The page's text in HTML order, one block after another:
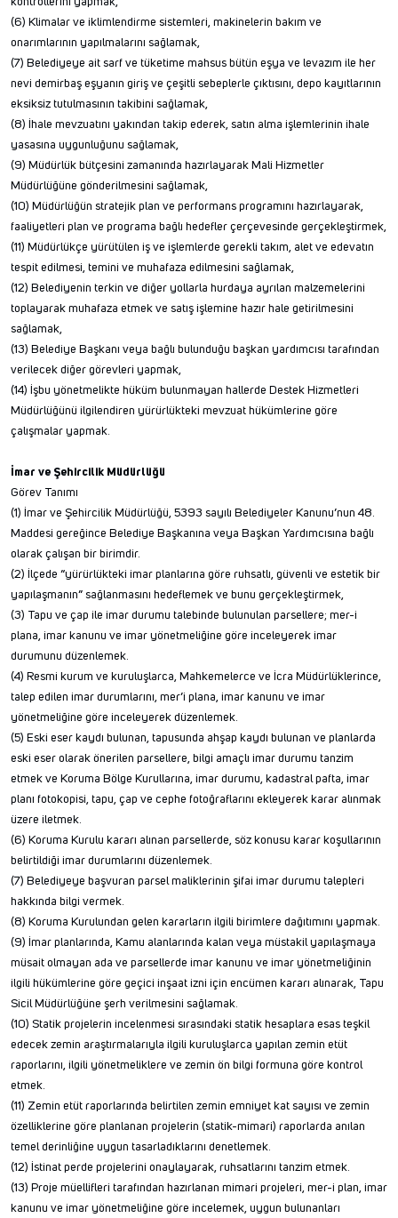
(6) Klimalar ve iklimlendirme sistemleri, makinelerin bakım ve
onarımlarının yapılmalarını sağlamak,
(7) Belediyeye ait sarf ve tüketime mahsus bütün eşya ve levazım ile her
nevi demirbaş eşyanın giriş ve çeşitli sebeplerle çıktısını, depo kayıtlarının
eksiksiz tutulmasının takibini sağlamak,
(8) İhale mevzuatını yakından takip ederek, satın alma işlemlerinin ihale
yasasına uygunluğunu sağlamak,
(9) Müdürlük bütçesini zamanında hazırlayarak Mali Hizmetler
Müdürlüğüne gönderilmesini sağlamak,
(10) Müdürlüğün stratejik plan ve performans programını hazırlayarak,
faaliyetleri plan ve programa bağlı hedefler çerçevesinde gerçekleştirmek,
(11) Müdürlükçe yürütülen iş ve işlemlerde gerekli takım, alet ve edevatın
tespit edilmesi, temini ve muhafaza edilmesini sağlamak,
(12) Belediyenin terkin ve diğer yollarla hurdaya ayrılan malzemelerini
toplayarak muhafaza etmek ve satış işlemine hazır hale getirilmesini
sağlamak,
(13) Belediye Başkanı veya bağlı bulunduğu başkan yardımcısı tarafından
verilecek diğer görevleri yapmak,
(14) İşbu yönetmelikte hüküm bulunmayan hallerde Destek Hizmetleri
Müdürlüğünü ilgilendiren yürürlükteki mevzuat hükümlerine göre
çalışmalar yapmak.
İmar ve Şehircilik Müdürlüğü
Görev Tanımı
(1) İmar ve Şehircilik Müdürlüğü, 5393 sayılı Belediyeler Kanunu’nun 48.
Maddesi gereğince Belediye Başkanına veya Başkan Yardımcısına bağlı
olarak çalışan bir birimdir.
(2) İlçede “yürürlükteki imar planlarına göre ruhsatlı, güvenli ve estetik bir
yapılaşmanın” sağlanmasını hedeflemek ve bunu gerçekleştirmek,
(3) Tapu ve çap ile imar durumu talebinde bulunulan parsellere; mer-i
plana, imar kanunu ve imar yönetmeliğine göre inceleyerek imar
durumunu düzenlemek.
(4) Resmi kurum ve kuruluşlarca, Mahkemelerce ve İcra Müdürlüklerince,
talep edilen imar durumlarını, mer’i plana, imar kanunu ve imar
yönetmeliğine göre inceleyerek düzenlemek.
(5) Eski eser kaydı bulunan, tapusunda ahşap kaydı bulunan ve planlarda
eski eser olarak önerilen parsellere, bilgi amaçlı imar durumu tanzim
etmek ve Koruma Bölge Kurullarına, imar durumu, kadastral pafta, imar
planı fotokopisi, tapu, çap ve cephe fotoğraflarını ekleyerek karar alınmak
üzere iletmek.
(6) Koruma Kurulu kararı alınan parsellerde, söz konusu karar koşullarının
belirtildiği imar durumlarını düzenlemek.
(7) Belediyeye başvuran parsel maliklerinin şifai imar durumu talepleri
hakkında bilgi vermek.
(8) Koruma Kurulundan gelen kararların ilgili birimlere dağıtımını yapmak.
(9) İmar planlarında, Kamu alanlarında kalan veya müstakil yapılaşmaya
müsait olmayan ada ve parsellerde imar kanunu ve imar yönetmeliğinin
ilgili hükümlerine göre geçici inşaat izni için encümen kararı alınarak, Tapu
Sicil Müdürlüğüne şerh verilmesini sağlamak.
(10) Statik projelerin incelenmesi sırasındaki statik hesaplara esas teşkil
edecek zemin araştırmalarıyla ilgili kuruluşlarca yapılan zemin etüt
raporlarını, ilgili yönetmeliklere ve zemin ön bilgi formuna göre kontrol
etmek.
(11) Zemin etüt raporlarında belirtilen zemin emniyet kat sayısı ve zemin
özelliklerine göre planlanan projelerin (statik-mimari) raporlarda anılan
temel derinliğine uygun tasarladıklarını denetlemek.
(12) İstinat perde projelerini onaylayarak, ruhsatlarını tanzim etmek.
(13) Proje müellifleri tarafından hazırlanan mimari projeleri, mer-i plan, imar
kanunu ve imar yönetmeliğine göre incelemek, uygun bulunanları